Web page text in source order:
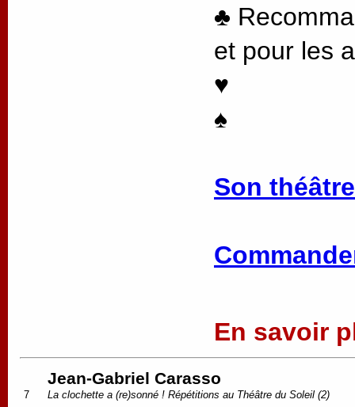
♣
et pour les
♥
♠
Son
En savoir
7
Jean-Gabriel Carasso
La clochette a (re)sonné ! Répétitions au Théâtre du Soleil (2)